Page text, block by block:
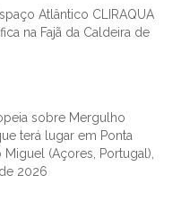
Atlântico CLIRAQUA
na Fajã da Caldeira de
sobre Mergulho
terá lugar em Ponta
Miguel (Açores, Portugal),
2026